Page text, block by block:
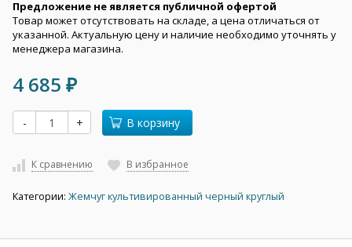
Предложение не является публичной офертой
Товар может отсутствовать на складе, а цена отличаться от
указанной. Актуальную цену и наличие необходимо уточнять у
менеджера магазина.
4 685 ₽
- + В корзину
К сравнению В избранное
Категории: Жемчуг культивированный черный круглый